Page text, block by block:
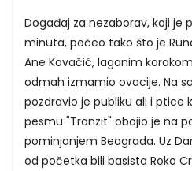
Događaj za nezaborav, koji je
minuta, počeo tako što je
Ane Kovačić, laganim
odmah izmamio ovacije. Na
pozdravio je publiku ali i ptice
pesmu "Tranzit" obojio je na
pominjanjem Beograda. Uz
od početka bili basista Roko